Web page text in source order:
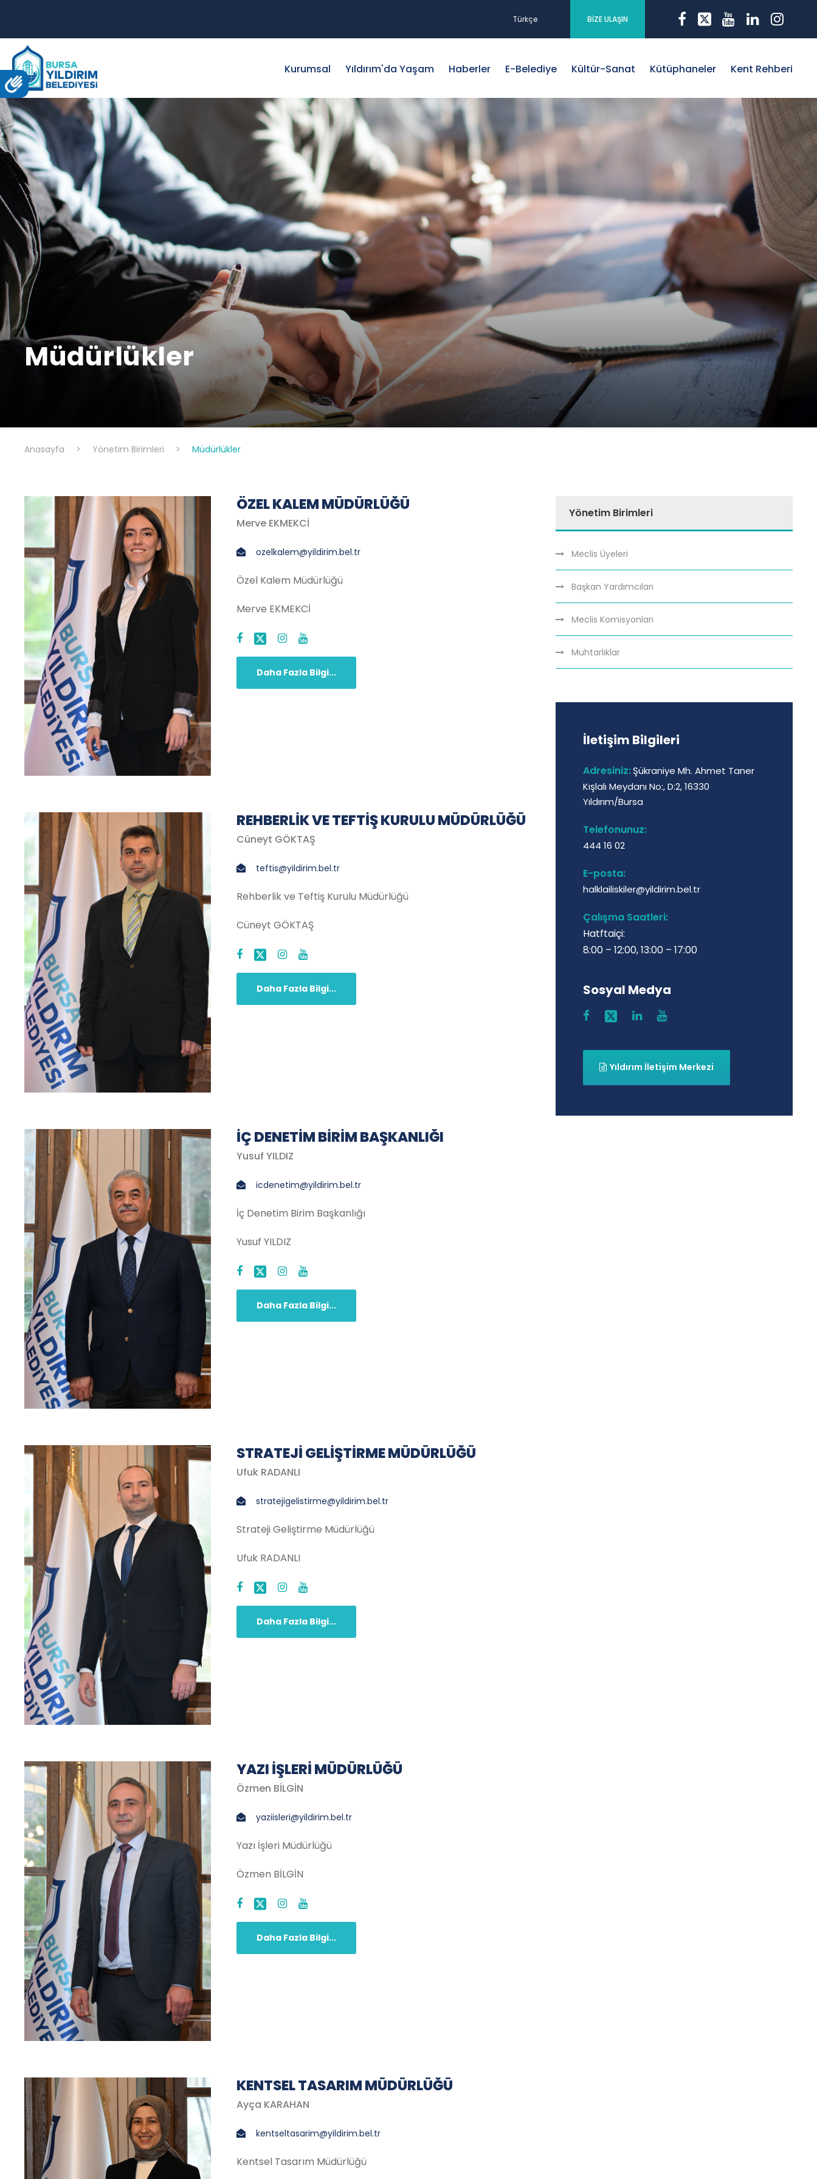
Türkçe BİZE ULAŞIN
Kurumsal Yıldırım'da Yaşam Haberler E-Belediye Kültür-Sanat Kütüphaneler Kent Rehberi
Müdürlükler
Anasayfa > Yönetim Birimleri > Müdürlükler
ÖZEL KALEM MÜDÜRLÜĞÜ
Merve EKMEKCİ
ozelkalem@yildirim.bel.tr
Özel Kalem Müdürlüğü
Merve EKMEKCİ
Daha Fazla Bilgi...
REHBERLIK VE TEFTIŞ KURULU MÜDÜRLÜĞÜ
Cüneyt GÖKTAŞ
teftis@yildirim.bel.tr
Rehberlik ve Teftiş Kurulu Müdürlüğü
Cüneyt GÖKTAŞ
Daha Fazla Bilgi...
İÇ DENETIM BIRIM BAŞKANLIĞI
Yusuf YILDIZ
icdenetim@yildirim.bel.tr
İç Denetim Birim Başkanlığı
Yusuf YILDIZ
Daha Fazla Bilgi...
STRATEJI GELIŞTIRME MÜDÜRLÜĞÜ
Ufuk RADANLI
stratejigelistirme@yildirim.bel.tr
Strateji Geliştirme Müdürlüğü
Ufuk RADANLI
Daha Fazla Bilgi...
YAZI İŞLERI MÜDÜRLÜĞÜ
Özmen BİLGİN
yaziisleri@yildirim.bel.tr
Yazı İşleri Müdürlüğü
Özmen BİLGİN
Daha Fazla Bilgi...
KENTSEL TASARIM MÜDÜRLÜĞÜ
Ayça KARAHAN
kentseltasarim@yildirim.bel.tr
Kentsel Tasarım Müdürlüğü
Yönetim Birimleri
Meclis Üyeleri
Başkan Yardımcıları
Meclis Komisyonları
Muhtarlıklar
İletişim Bilgileri
Adresiniz: Şükraniye Mh. Ahmet Taner
Kışlalı Meydanı No:, D:2, 16330
Yıldırım/Bursa
Telefonunuz:
444 16 02
E-posta:
halklailiskiler@yildirim.bel.tr
Çalışma Saatleri:
Hatftaiçi:
8:00 – 12:00, 13:00 – 17:00
Sosyal Medya
Yıldırım İletişim Merkezi